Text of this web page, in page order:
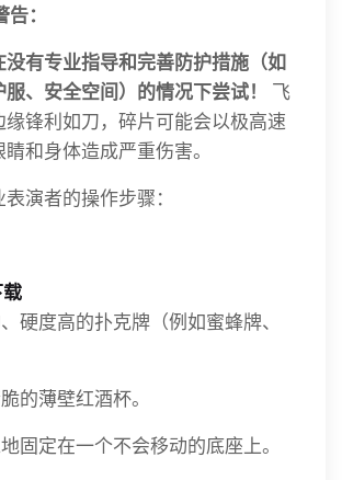
：
有专业指导和完善防护措施（如
、安全空间）的情况下尝试！
飞
缘锋利如刀，碎片可能会以极高速
和身体造成严重伤害。
演者的操作步骤：
硬度高的扑克牌（例如蜜蜂牌、
的薄壁红酒杯。
固定在一个不会移动的底座上。